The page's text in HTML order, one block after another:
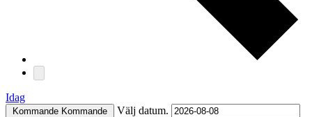
Idag
Kommande Kommande Välj datum.